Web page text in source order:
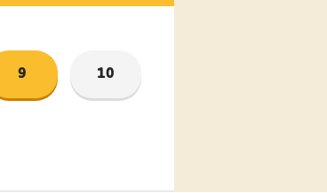
9 10